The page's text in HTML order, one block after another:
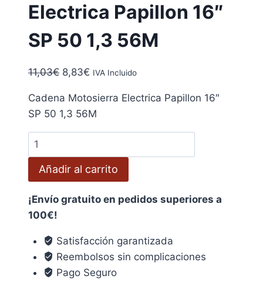
Electrica Papillon 16″
SP 50 1,3 56M
11,03€ El
original
era:
11,03€.
8,83€ El
actual
es:
8,83€.
IVA Incluido
Cadena Motosierra Electrica Papillon 16″
SP 50 1,3 56M
Cadena
Motosierra
Electrica
16"
SP
56M
Añadir al carrito
¡Envío gratuito en pedidos superiores a
100€!
Satisfacción garantizada
Reembolsos sin complicaciones
Pago Seguro